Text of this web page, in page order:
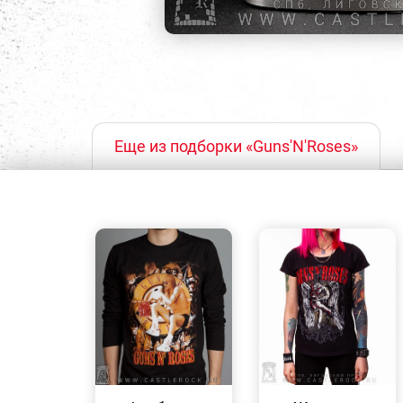
Еще из подборки «Guns'N'Roses»